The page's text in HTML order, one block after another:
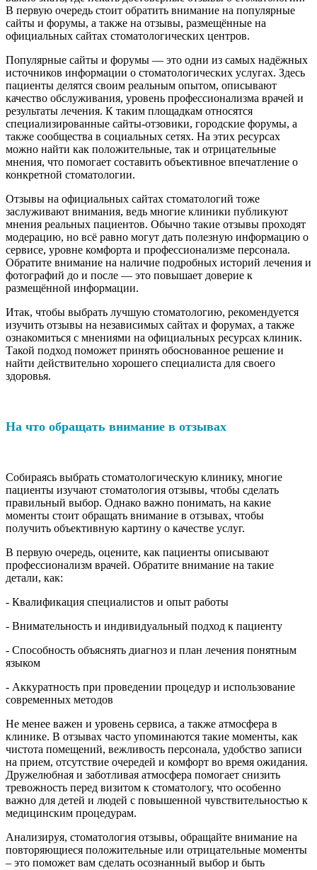
В первую очередь стоит обратить внимание на популярные
сайты и форумы, а также на отзывы, размещённые на
официальных сайтах стоматологических центров.
Популярные сайты и форумы — это одни из самых надёжных
источников информации о стоматологических услугах. Здесь
пациенты делятся своим реальным опытом, описывают
качество обслуживания, уровень профессионализма врачей и
результаты лечения. К таким площадкам относятся
специализированные сайты-отзовики, городские форумы, а
также сообщества в социальных сетях. На этих ресурсах
можно найти как положительные, так и отрицательные
мнения, что помогает составить объективное впечатление о
конкретной стоматологии.
Отзывы на официальных сайтах стоматологий тоже
заслуживают внимания, ведь многие клиники публикуют
мнения реальных пациентов. Обычно такие отзывы проходят
модерацию, но всё равно могут дать полезную информацию о
сервисе, уровне комфорта и профессионализме персонала.
Обратите внимание на наличие подробных историй лечения и
фотографий до и после — это повышает доверие к
размещённой информации.
Итак, чтобы выбрать лучшую стоматологию, рекомендуется
изучить отзывы на независимых сайтах и форумах, а также
ознакомиться с мнениями на официальных ресурсах клиник.
Такой подход поможет принять обоснованное решение и
найти действительно хорошего специалиста для своего
здоровья.
На что обращать внимание в отзывах
Собираясь выбрать стоматологическую клинику, многие
пациенты изучают стоматология отзывы, чтобы сделать
правильный выбор. Однако важно понимать, на какие
моменты стоит обращать внимание в отзывах, чтобы
получить объективную картину о качестве услуг.
В первую очередь, оцените, как пациенты описывают
профессионализм врачей. Обратите внимание на такие
детали, как:
- Квалификация специалистов и опыт работы
- Внимательность и индивидуальный подход к пациенту
- Способность объяснять диагноз и план лечения понятным
языком
- Аккуратность при проведении процедур и использование
современных методов
Не менее важен и уровень сервиса, а также атмосфера в
клинике. В отзывах часто упоминаются такие моменты, как
чистота помещений, вежливость персонала, удобство записи
на прием, отсутствие очередей и комфорт во время ожидания.
Дружелюбная и заботливая атмосфера помогает снизить
тревожность перед визитом к стоматологу, что особенно
важно для детей и людей с повышенной чувствительностью к
медицинским процедурам.
Анализируя, стоматология отзывы, обращайте внимание на
повторяющиеся положительные или отрицательные моменты
– это поможет вам сделать осознанный выбор и быть